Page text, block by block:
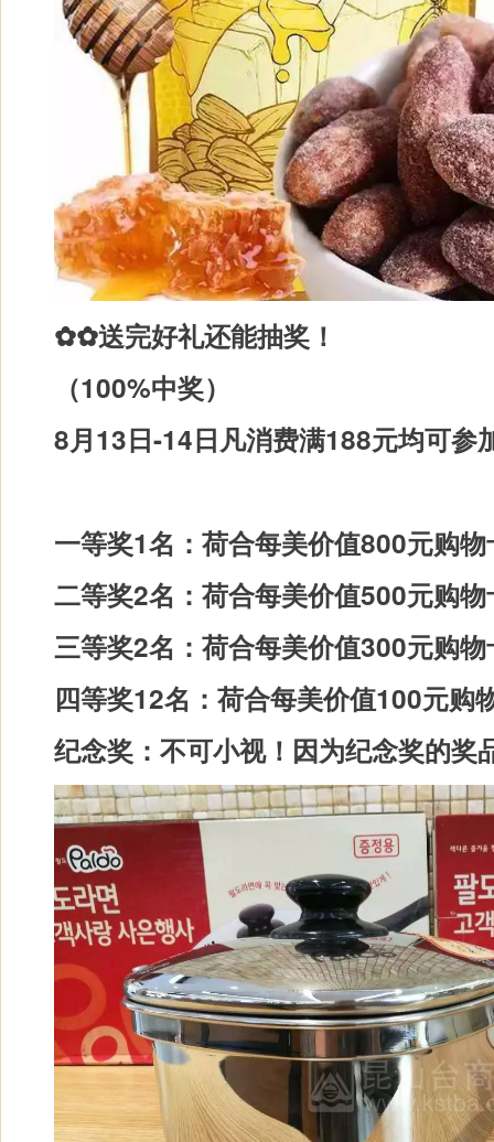
✿✿送完好礼还能抽奖！
（100%中奖）
8月13日-14日凡消费满188元均可参
一等奖1名：荷合每美价值800元购
二等奖2名：荷合每美价值500元购
三等奖2名：荷合每美价值300元购
四等奖12名：荷合每美价值100元购
纪念奖：不可小视！因为纪念奖的奖